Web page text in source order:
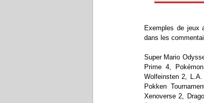
Exemples de jeux
dans les
Super Mario
Prime 4,
Wolfeinsten 2,
Pokken
Xenoverse 2,